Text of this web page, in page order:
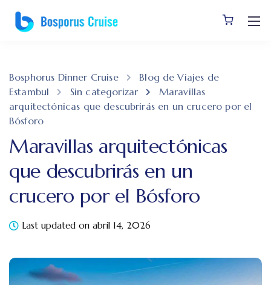
Bosphorus Dinner Cruise
Blog de Viajes de
Estambul
Sin categorizar
Maravillas
arquitectónicas que descubrirás en un crucero por el
Bósforo
Maravillas arquitectónicas
que descubrirás en un
crucero por el Bósforo
Last updated on abril 14, 2026